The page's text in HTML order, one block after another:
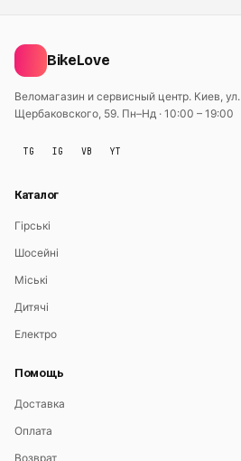
BikeLove
Веломагазин и сервисный центр. Киев, ул.
Щербаковского, 59. Пн–Нд · 10:00 – 19:00
TG IG VB YT
Каталог
Гірські
Шосейні
Міські
Дитячі
Електро
Помощь
Доставка
Оплата
Возврат